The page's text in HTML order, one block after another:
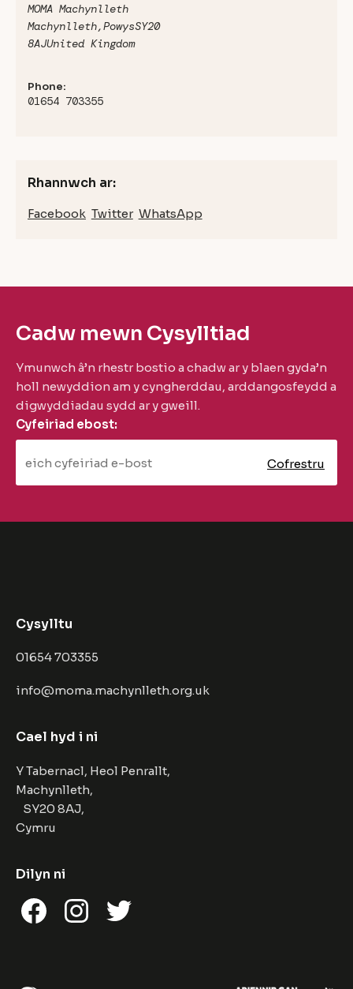
MOMA Machynlleth
Machynlleth,PowysSY20
8AJUnited Kingdom
Phone:
01654 703355
Rhannwch ar:
Facebook Twitter WhatsApp
Cadw mewn Cysylltiad
Ymunwch â’n rhestr bostio a chadw ar y blaen gyda’n
holl newyddion am y cyngherddau, arddangosfeydd a
digwyddiadau sydd ar y gweill.
Cyfeiriad ebost:
Cysylltu
01654 703355
info@moma.machynlleth.org.uk
Cael hyd i ni
Y Tabernacl, Heol Penrallt,
Machynlleth,
SY20 8AJ,
Cymru
Dilyn ni
FacebookInstagramTwitter